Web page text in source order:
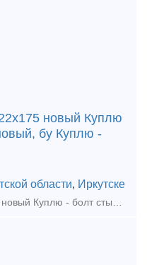
новый Куплю
бу Куплю -
области, Иркутске
Куплю - болт закладной 22х175 новый Куплю - болт стыковой 27х160 новый, бу Куплю - клемму ПК новую Куплю - гайка путевая М22, ,М24, М27 новые Куплю - шайба путевая М25, М24, М27 новые К